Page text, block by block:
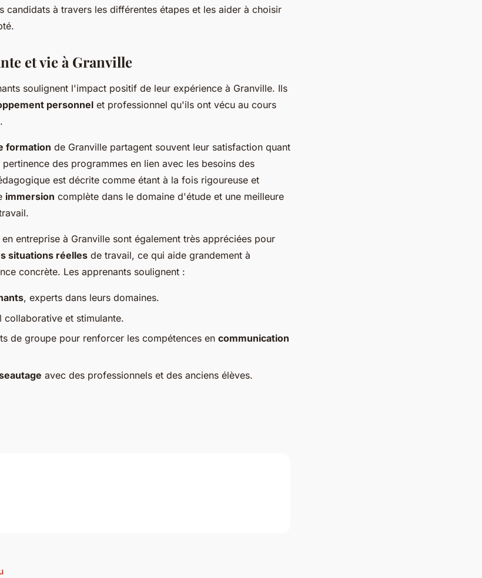
candidats à travers les différentes étapes et les aider à choisir
et vie à Granville
soulignent l'impact positif de leur expérience à Granville. Ils
personnel et professionnel qu'ils ont vécu au cours
formation de Granville partagent souvent leur satisfaction quant
des programmes en lien avec les besoins des
est décrite comme étant à la fois rigoureuse et
immersion complète dans le domaine d'étude et une meilleure
entreprise à Granville sont également très appréciées pour
situations réelles de travail, ce qui aide grandement à
concrète. Les apprenants soulignent :
, experts dans leurs domaines.
collaborative et stimulante.
de groupe pour renforcer les compétences en communication
avec des professionnels et des anciens élèves.